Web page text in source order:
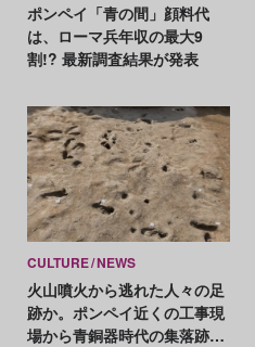
ポンペイ「青の間」顔料代
は、ローマ兵年収の最大9
割!? 最新調査結果が発表
CULTURE NEWS
火山噴火から逃れた人々の足
跡か。ポンペイ近くの工事現
場から青銅器時代の集落跡や